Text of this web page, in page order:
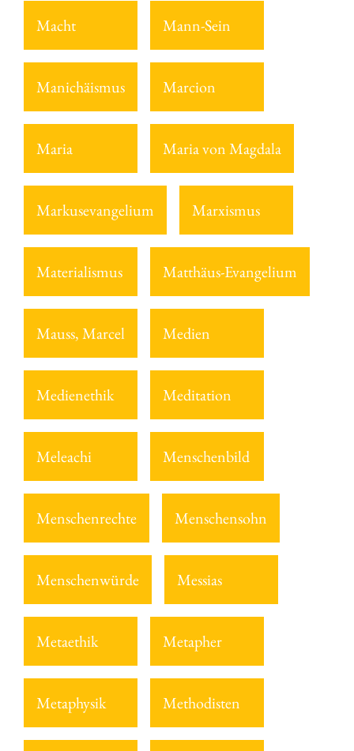
Macht Mann-Sein
Manichäismus Marcion
Maria Maria von Magdala
Markusevangelium Marxismus
Materialismus Matthäus-Evangelium
Mauss, Marcel Medien
Medienethik Meditation
Meleachi Menschenbild
Menschenrechte Menschensohn
Menschenwürde Messias
Metaethik Metapher
Metaphysik Methodisten